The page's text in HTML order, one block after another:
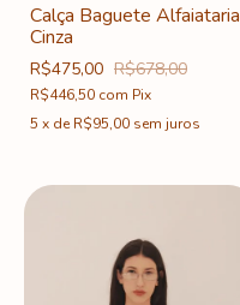
Calça Baguete Alfaiataria
Cinza
R$475,00 R$678,00
R$446,50 com Pix
5 x deR$95,00 sem juros